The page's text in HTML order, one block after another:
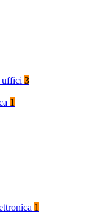
uffici 3
1
1